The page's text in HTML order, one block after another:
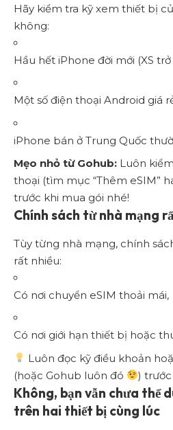
Hãy kiểm tra kỹ xem thiết bị
không:
Hầu hết iPhone đời mới (XS
Một số điện thoại Android giá
iPhone bán ở Trung Quốc
Mẹo nhỏ từ Gohub: Luôn
thoại (tìm mục “Thêm eSIM”
trước khi mua gói nhé!
Chính sách từ nhà mạng
Tùy từng nhà mạng, chính
rất nhiều:
Có nơi chuyển eSIM thoải mái,
Có nơi giới hạn thiết bị hoặc
Luôn đọc kỹ điều khoản
(hoặc Gohub luôn đó
)
Không, bạn vẫn chưa thể
trên hai thiết bị cùng lúc